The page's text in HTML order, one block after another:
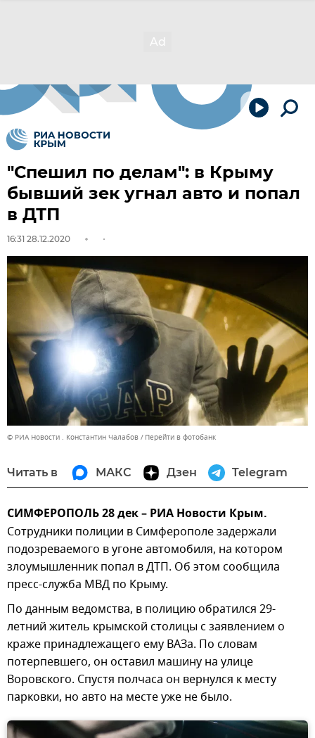
"Спешил по делам": в Крыму
бывший зек угнал авто и попал
в ДТП
16:31 28.12.2020
© РИА Новости . Константин Чалабов Перейти в фотобанк
Читать в МАКС Дзен Telegram
СИМФЕРОПОЛЬ 28 дек – РИА Новости Крым.
Сотрудники полиции в Симферополе задержали
подозреваемого в угоне автомобиля, на котором
злоумышленник попал в ДТП. Об этом сообщила
пресс-служба МВД по Крыму.
По данным ведомства, в полицию обратился 29-
летний житель крымской столицы с заявлением о
краже принадлежащего ему ВАЗа. По словам
потерпевшего, он оставил машину на улице
Воровского. Спустя полчаса он вернулся к месту
парковки, но авто на месте уже не было.